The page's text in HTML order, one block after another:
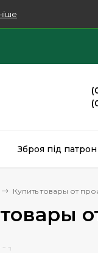
Зброя під
Купить товары от